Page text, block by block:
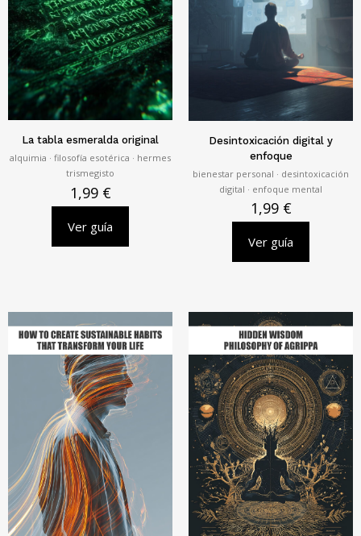
La tabla esmeralda original
alquimia · filosofía esotérica · hermes
trismegisto
1,99 €
Ver guía
Desintoxicación digital y
enfoque
bienestar personal · desintoxicación
digital · enfoque mental
1,99 €
Ver guía